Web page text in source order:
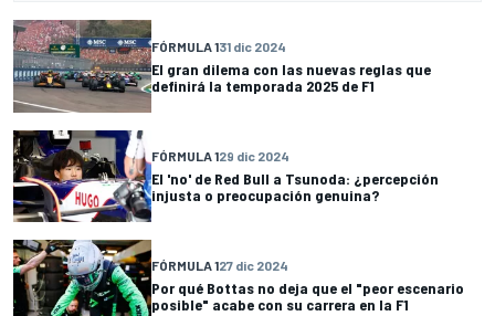
FÓRMULA 131 dic 2024
El gran dilema con las nuevas reglas que
definirá la temporada 2025 de F1
FÓRMULA 129 dic 2024
El 'no' de Red Bull a Tsunoda: ¿percepción
injusta o preocupación genuina?
FÓRMULA 127 dic 2024
Por qué Bottas no deja que el "peor escenario
posible" acabe con su carrera en la F1